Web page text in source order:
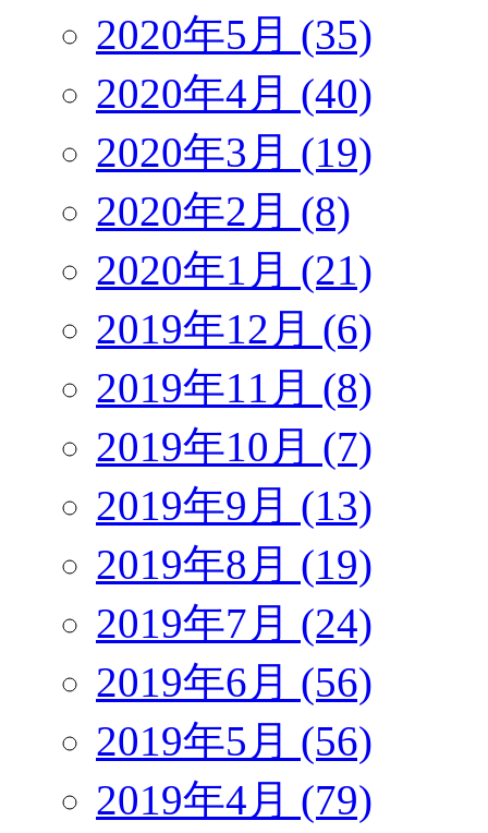
2020年5月 (35)
2020年4月 (40)
2020年3月 (19)
2020年2月 (8)
2020年1月 (21)
2019年12月 (6)
2019年11月 (8)
2019年10月 (7)
2019年9月 (13)
2019年8月 (19)
2019年7月 (24)
2019年6月 (56)
2019年5月 (56)
2019年4月 (79)